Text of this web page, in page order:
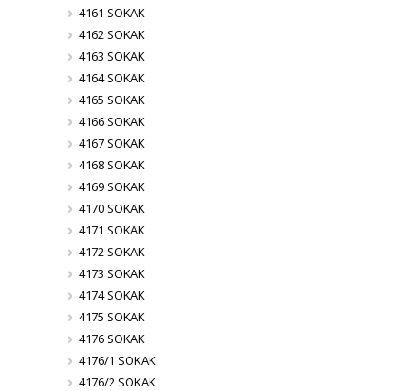
4161 SOKAK
4162 SOKAK
4163 SOKAK
4164 SOKAK
4165 SOKAK
4166 SOKAK
4167 SOKAK
4168 SOKAK
4169 SOKAK
4170 SOKAK
4171 SOKAK
4172 SOKAK
4173 SOKAK
4174 SOKAK
4175 SOKAK
4176 SOKAK
4176/1 SOKAK
4176/2 SOKAK